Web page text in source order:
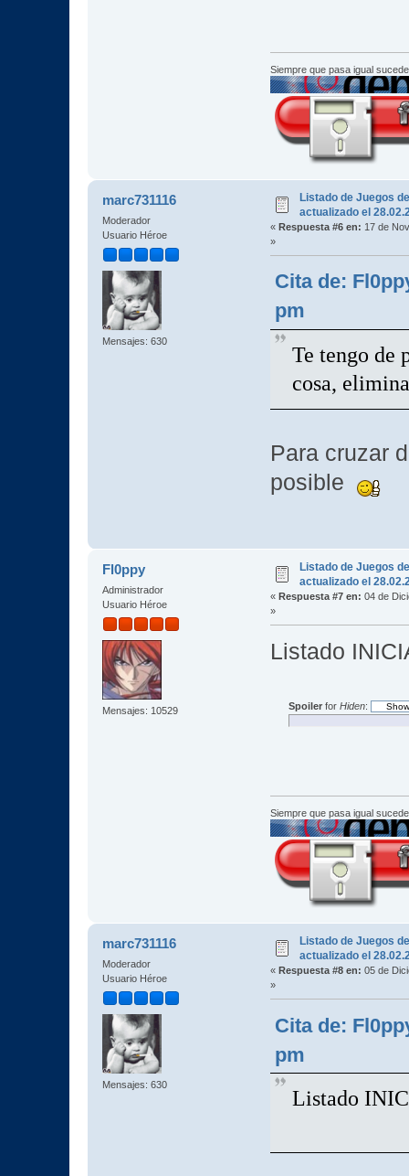
Siempre que pasa igual
marc731116
Moderador
Usuario Héroe
Mensajes: 630
Listado de Juegos
actualizado el
« Respuesta #6 en: 17 de
»
Cita de:
pm
Te tengo de
cosa,
Para cruzar
posible
Fl0ppy
Administrador
Usuario Héroe
Mensajes: 10529
Listado de Juegos
actualizado el
« Respuesta #7 en: 04 de
»
Listado
Spoilerfor Hiden:
Siempre que pasa igual
marc731116
Moderador
Usuario Héroe
Mensajes: 630
Listado de Juegos
actualizado el
« Respuesta #8 en: 05 de
»
Cita de:
pm
Listado